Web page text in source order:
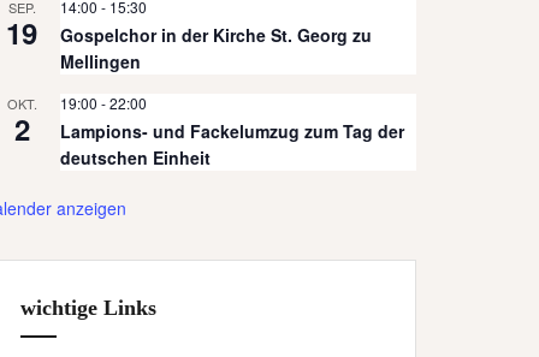
SEP.
19
14:00 - 15:30
Gospelchor in der Kirche St. Georg zu
Mellingen
OKT.
2
19:00 -22:00
Lampions- und Fackelumzug zum Tag der
deutschen Einheit
anzeigen
wichtige Links